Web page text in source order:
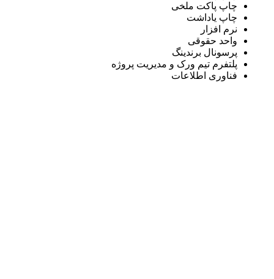
چاپ پاکت ملخی
چاپ یاداشت
نرم افزار
واحد حقوقی
پرسونال برندینگ
پلتفرم تیم ورک و مدیریت پروژه
فناوری اطلاعات